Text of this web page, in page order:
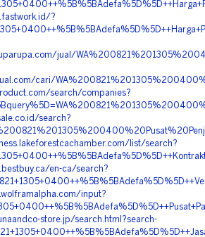
?
jual/
cari/
search/companies?
search?
list/search?
en-ca/search?
input?
store.jp/search.html?search-